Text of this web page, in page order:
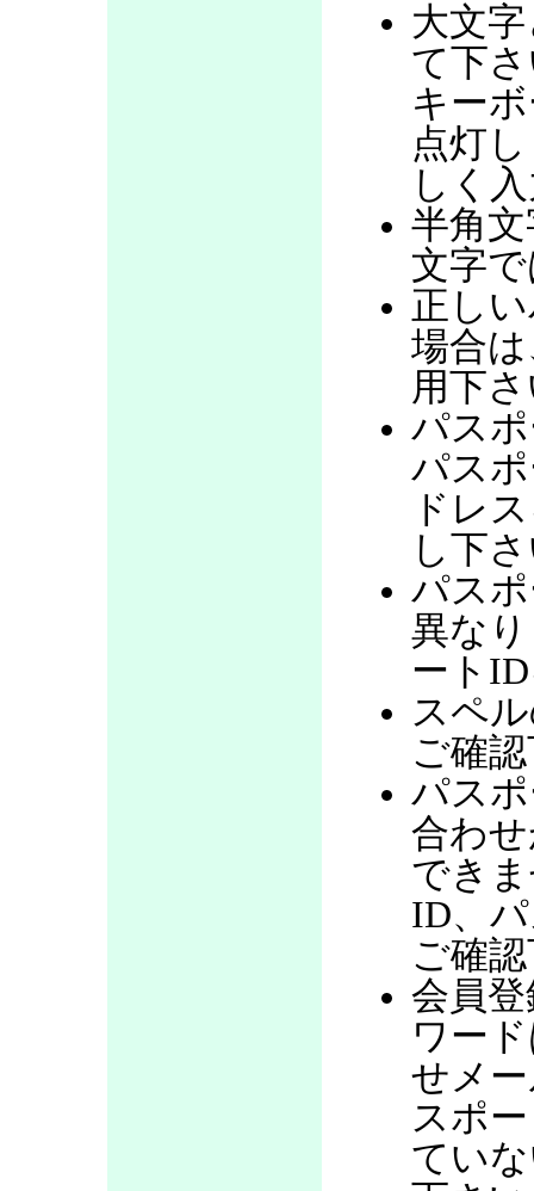
大文
て下
キー
点灯
しく
半角
文字
正し
場合
用下
パス
パス
ドレ
し下
パス
異な
ート
スペ
ご確
パス
合わ
でき
ID、
ご確
会員
ワー
せメ
スポ
てい